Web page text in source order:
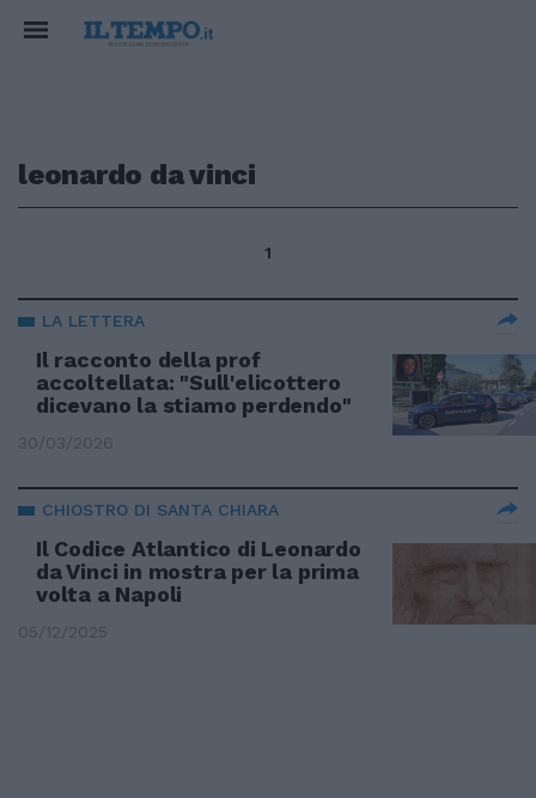
leonardo da vinci
1
LA LETTERA
Il racconto della prof
accoltellata: "Sull'elicottero
dicevano la stiamo perdendo"
30/03/2026
CHIOSTRO DI SANTA CHIARA
Il Codice Atlantico di Leonardo
da Vinci in mostra per la prima
volta a Napoli
05/12/2025